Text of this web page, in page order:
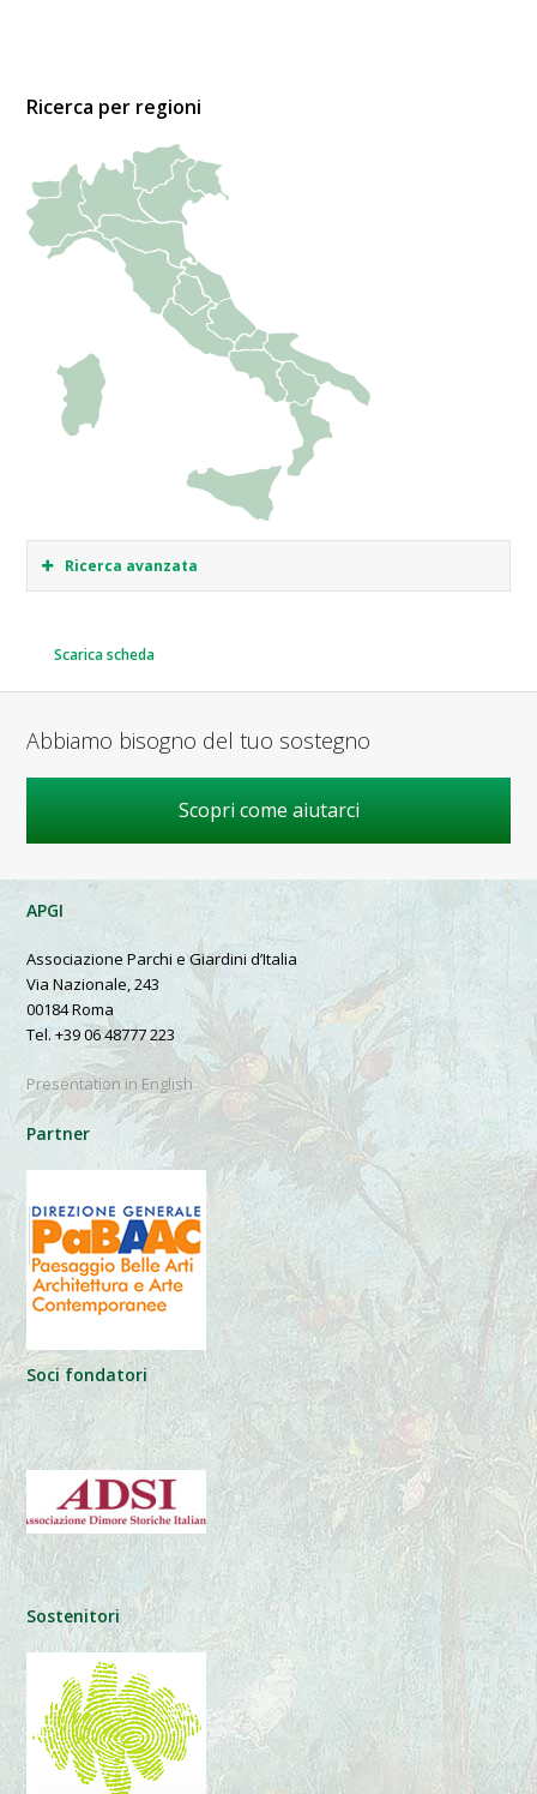
Ricerca per regioni
Ricerca avanzata
Scarica scheda
Abbiamo bisogno del tuo sostegno
Scopri come aiutarci
APGI
Associazione Parchi e Giardini d’Italia
Via Nazionale, 243
00184 Roma
Tel. +39 06 48777 223
Presentation in English
Partner
Soci fondatori
Sostenitori